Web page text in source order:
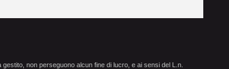
non perseguono alcun fine di lucro, e ai sensi del L.n.